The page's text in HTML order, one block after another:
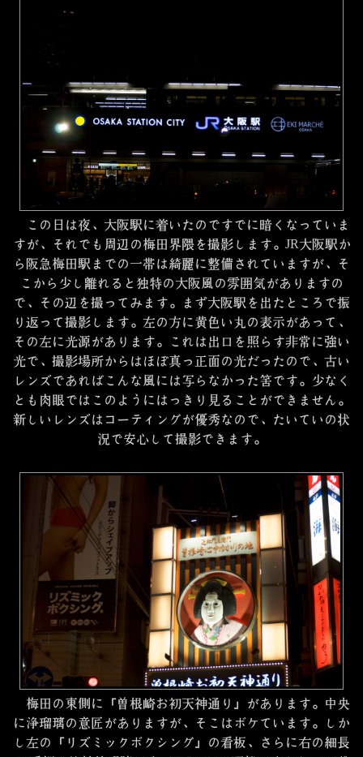
この日は夜、大阪駅に着いたのですでに暗くなっていま
すが、それでも周辺の梅田界隈を撮影します。JR大阪駅か
ら阪急梅田駅までの一帯は綺麗に整備されていますが、そ
こから少し離れると独特の大阪風の雰囲気がありますの
で、その辺を撮ってみます。まず大阪駅を出たところで振
り返って撮影します。左の方に黄色い丸の表示があって、
その左に光源があります。これは出口を照らす非常に強い
光で、撮影場所からはほぼ真っ正面の光だったので、古い
レンズであればこんな風には写らなかった筈です。少なく
とも肉眼ではこのようにはっきり見ることができません。
新しいレンズはコーティングが優秀なので、たいていの状
況で安心して撮影できます。
梅田の東側に「曽根崎お初天神通り」があります。中央
に浄瑠璃の意匠がありますが、そこはボケています。しか
し左の「リズミックボクシング」の看板、さらに右の細長